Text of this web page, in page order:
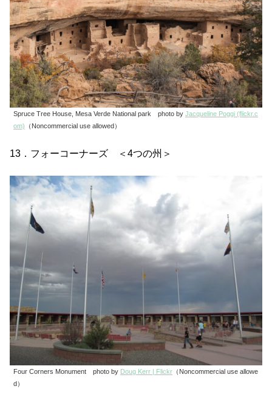
Spruce Tree House, Mesa Verde National park photo by Jacqueline Poggi (flickr.c
om) （Noncommercial use allowed）
13．フォーコーナーズ ＜4つの州＞
Four Corners Monument photo by Doug Kerr | Flickr （Noncommercial use allowe
d）